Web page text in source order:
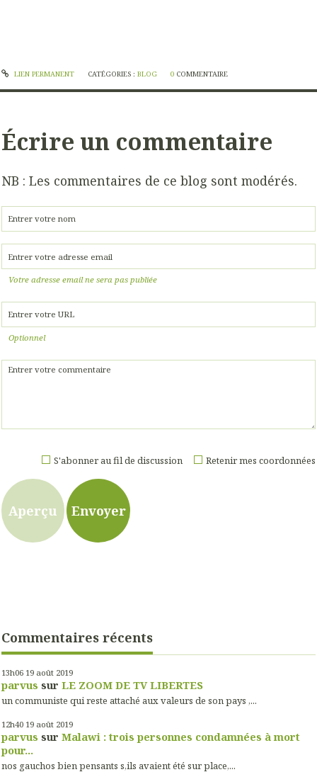
Commentaires récents
13h06 19 août 2019
parvus sur LE ZOOM DE TV LIBERTES
un communiste qui reste attaché aux valeurs de son pays ,...
12h40 19 août 2019
parvus sur Malawi : trois personnes condamnées à mort
pour...
nos gauchos bien pensants s,ils avaient été sur place,...
LIEN PERMANENT CATÉGORIES : BLOG 0 COMMENTAIRE
Écrire un commentaire
NB : Les commentaires de ce blog sont modérés.
Votre adresse email ne sera pas publiée
Optionnel
Retenir mes coordonnées
S'abonner au fil de discussion